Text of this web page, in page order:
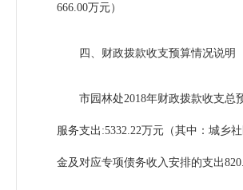
666.00万元）
四、财政拨款收支预算情况说明
市园林处2018年财政拨款收支总
服务支出 :5332.22万元（其中：城乡
金及对应专项债务收入安排的支出